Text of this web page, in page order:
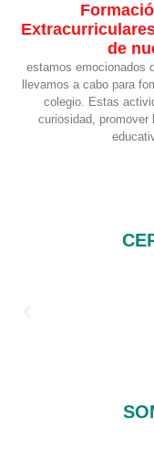
de
estamos emocionados
llevamos a cabo para
colegio. Estas
curiosidad, promover